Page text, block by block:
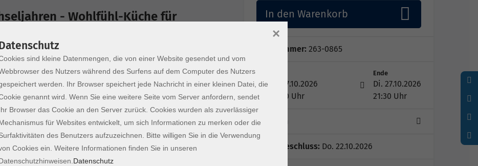
- Wohlfühl-Küche für
Gerichte mit kühlenden Zutaten, wertvollen
unser Wohlbefinden unterstützen. Dabei stehen
im Mittelpunkt. Sie erhalten praktische
auf dem Teller zu mehr Wohlbefinden und
Vor allem bei Hitzewallungen, innerer Unruhe oder
im Anschluss unsere Gerichte bei Wohlfühl-Tees und
In den Warenkorb
Kursnummer: 263-0865
Di. 27.10.2026
18:00 Uhr
Ende
Di. 27.10.2026
21:30 Uhr
1 Termin
Anmeldeschluss: Do. 22.10.2026
sind kleine Datenmengen, die von einer Website gesendet und vom
des Nutzers während des Surfens auf dem Computer des Nutzers
werden. Ihr Browser speichert jede Nachricht in einer kleinen Datei, die
genannt wird. Wenn Sie eine weitere Seite vom Server anfordern, sendet
Browser das Cookie an den Server zurück. Cookies wurden als zuverlässiger
für Websites entwickelt, um sich Informationen zu merken oder die
des Benutzers aufzuzeichnen. Bitte willigen Sie in die Verwendung
Cookies ein. Weitere Informationen finden Sie in unseren
Datenschutz
×